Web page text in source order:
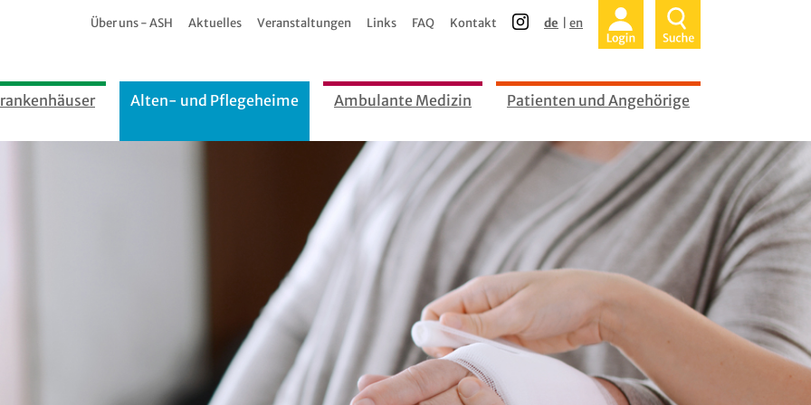
Über uns - ASH Aktuelles Veranstaltungen Links FAQ Kontakt de en
Alten- und Pflegeheime Ambulante Medizin Patienten und Angehörige